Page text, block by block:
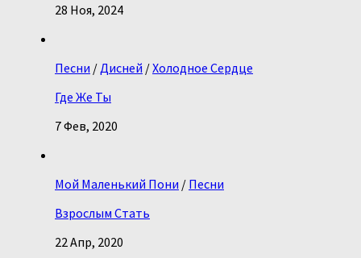
28 Ноя, 2024
Песни / Дисней /Холодное Сердце
Где Же Ты
7 Фев, 2020
Мой Маленький Пони / Песни
Взрослым Стать
22 Апр, 2020